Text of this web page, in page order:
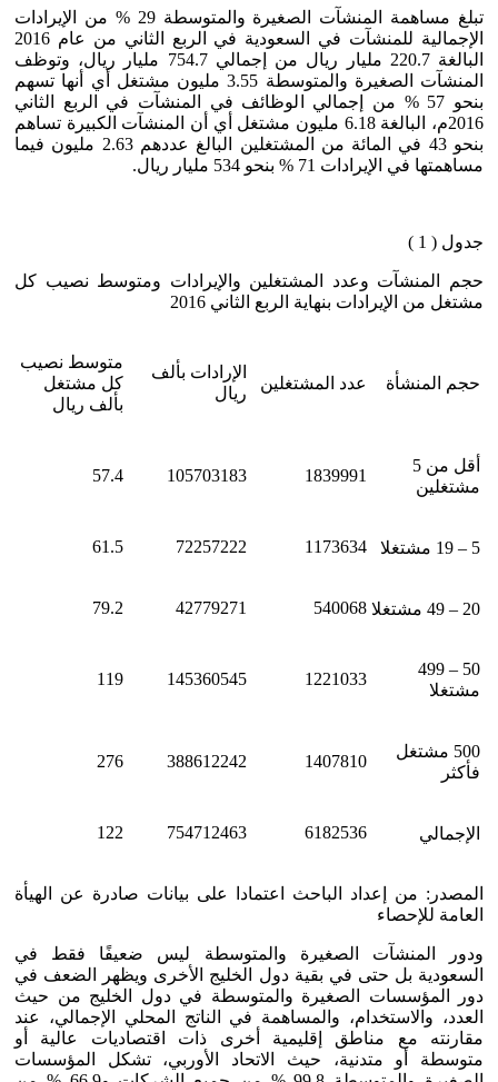
تبلغ مساهمة المنشآت الصغيرة والمتوسطة 29 % من الإيرادات
الإجمالية للمنشآت في السعودية في الربع الثاني من عام 2016
البالغة 220.7 مليار ريال من إجمالي 754.7 مليار ريال، وتوظف
المنشآت الصغيرة والمتوسطة 3.55 مليون مشتغل أي أنها تسهم
بنحو 57 % من إجمالي الوظائف في المنشآت في الربع الثاني
2016م، البالغة 6.18 مليون مشتغل أي أن المنشآت الكبيرة تساهم
بنحو 43 في المائة من المشتغلين البالغ عددهم 2.63 مليون فيما
مساهمتها في الإيرادات 71 % بنحو 534 مليار ريال.
جدول ( 1 )
حجم المنشآت وعدد المشتغلين والإيرادات ومتوسط نصيب كل
مشتغل من الإيرادات بنهاية الربع الثاني 2016
حجم المنشأة عدد المشتغلين
الإرادات بألف
ريال
متوسط نصيب
كل مشتغل
بألف ريال
أقل من 5
مشتغلين
1839991
105703183
57.4
5 – 19 مشتغلا 1173634
72257222
61.5
20 – 49 مشتغلا 540068
42779271
79.2
50 – 499
مشتغلا
1221033
145360545
119
500 مشتغل
فأكثر
1407810
388612242
276
الإجمالي 6182536
754712463
122
المصدر: من إعداد الباحث اعتمادا على بيانات صادرة عن الهيأة
العامة للإحصاء
ودور المنشآت الصغيرة والمتوسطة ليس ضعيفًا فقط في
السعودية بل حتى في بقية دول الخليج الأخرى ويظهر الضعف في
دور المؤسسات الصغيرة والمتوسطة في دول الخليج من حيث
العدد، والاستخدام، والمساهمة في الناتج المحلي الإجمالي، عند
مقارنته مع مناطق إقليمية أخرى ذات اقتصاديات عالية أو
متوسطة أو متدنية، حيث الاتحاد الأوربي، تشكل المؤسسات